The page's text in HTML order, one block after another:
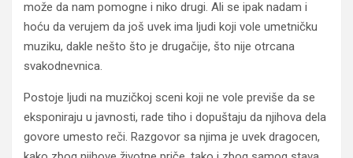
može da nam pomogne i niko drugi. Ali se ipak nadam i
hoću da verujem da još uvek ima ljudi koji vole umetničku
muziku, dakle nešto što je drugačije, što nije otrcana
svakodnevnica.
Postoje ljudi na muzičkoj sceni koji ne vole previše da se
eksponiraju u javnosti, rade tiho i dopuštaju da njihova dela
govore umesto reči. Razgovor sa njima je uvek dragocen,